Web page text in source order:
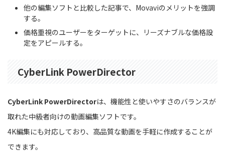
他の編集ソフトと比較した記事で、Movaviのメリットを強調
する。
価格重視のユーザーをターゲットに、リーズナブルな価格設
定をアピールする。
CyberLink PowerDirector
CyberLink PowerDirectorは、機能性と使いやすさのバランスが
取れた中級者向けの動画編集ソフトです。
4K編集にも対応しており、高品質な動画を手軽に作成することが
できます。